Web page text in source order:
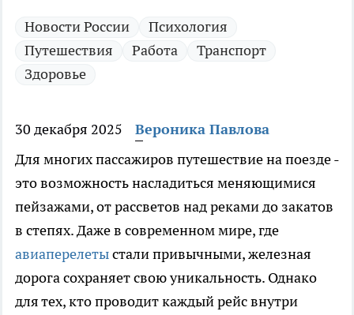
Новости России
Психология
Путешествия
Работа
Транспорт
Здоровье
30 декабря 2025
Вероника Павлова
Для многих пассажиров путешествие на поезде -
это возможность насладиться меняющимися
пейзажами, от рассветов над реками до закатов
в степях. Даже в современном мире, где
авиаперелетыстали привычными, железная
дорога сохраняет свою уникальность. Однако
для тех, кто проводит каждый рейс внутри